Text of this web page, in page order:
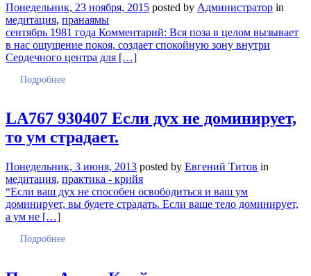
Понедельник, 23 ноября, 2015 posted by Администратор in
медитация, пранаямы
сентябрь 1981 года Комментарий: Вся поза в целом вызывает
в нас ощущение покоя, создает спокойную зону внутри
Сердечного центра для […]
Подробнее
LA767 930407 Если дух не доминирует,
то ум страдает.
Понедельник, 3 июня, 2013 posted by Евгений Титов in
медитация, практика - крийя
“Если ваш дух не способен освободиться и ваш ум
доминирует, вы будете страдать. Если ваше тело доминирует,
а ум не […]
Подробнее